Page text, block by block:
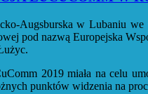
Augsburska w Lubaniu we
pod nazwą Europejska
2019 miała na celu
punktów widzenia na